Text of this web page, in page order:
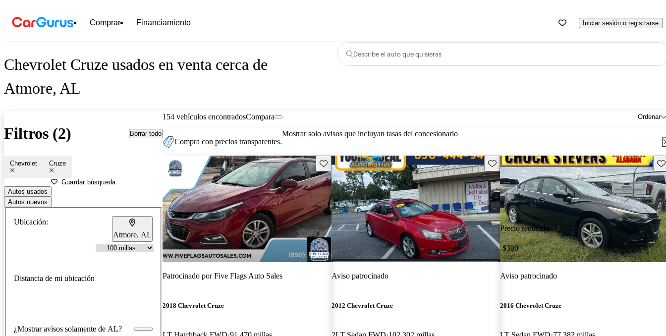
Comprar Financiamiento Iniciar sesión o registrarse
Chevrolet Cruze usados en venta cerca de
Atmore, AL
Describe el auto que quisieras
Filtros (2) Borrar todo
Chevrolet Cruze
Guardar búsqueda
Autos usados
Autos nuevos
Ubicación:
Atmore, AL
Distancia de mi ubicación
¿Mostrar avisos solamente de AL?
154 vehículos encontrados Ordenar
Compara
Compra con precios transparentes.
Mostrar solo avisos que incluyan tasas del concesionario
Guarda este Aviso
Patrocinado porFive Flags Auto Sales
2018 Chevrolet Cruze
Guarda este Aviso
Aviso patrocinado
2012 Chevrolet Cruze
Precio reducido
-$300
Aviso patrocinado
2016 Chevrolet Cruze